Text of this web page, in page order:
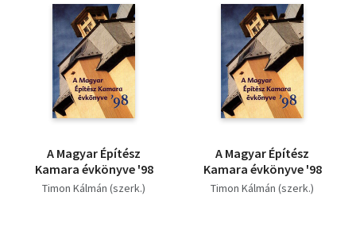
A Magyar Építész
Kamara évkönyve '98
Timon Kálmán (szerk.)
A Magyar Építész
Kamara évkönyve '98
Timon Kálmán (szerk.)